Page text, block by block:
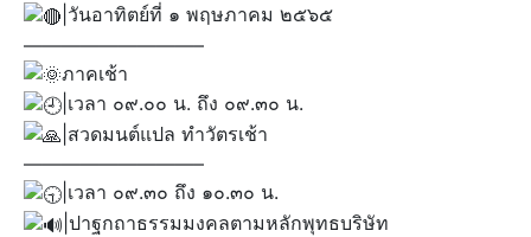
|วันอาทิตย์ที่ ๑ พฤษภาคม ๒๕๖๕
—————————–
ภาคเช้า
|เวลา ๐๙.๐๐ น. ถึง ๐๙.๓๐ น.
|สวดมนต์แปล ทำวัตรเช้า
—————————–
|เวลา ๐๙.๓๐ ถึง ๑๐.๓๐ น.
|ปาฐกถาธรรมมงคลตามหลักพุทธบริษัท